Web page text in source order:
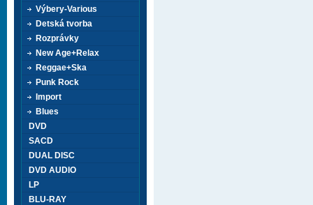
Výbery-Various
Detská tvorba
Rozprávky
New Age+Relax
Reggae+Ska
Punk Rock
Import
Blues
DVD
SACD
DUAL DISC
DVD AUDIO
LP
BLU-RAY